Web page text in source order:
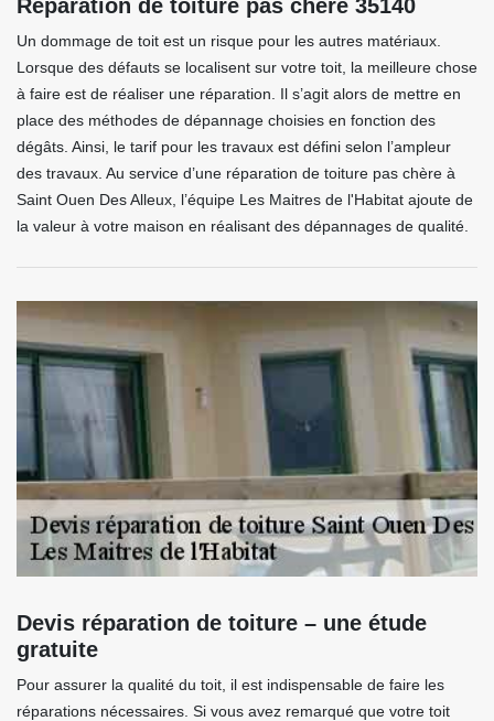
Réparation de toiture pas chère 35140
Un dommage de toit est un risque pour les autres matériaux.
Lorsque des défauts se localisent sur votre toit, la meilleure chose
à faire est de réaliser une réparation. Il s’agit alors de mettre en
place des méthodes de dépannage choisies en fonction des
dégâts. Ainsi, le tarif pour les travaux est défini selon l’ampleur
des travaux. Au service d’une réparation de toiture pas chère à
Saint Ouen Des Alleux, l’équipe Les Maitres de l'Habitat ajoute de
la valeur à votre maison en réalisant des dépannages de qualité.
Devis réparation de toiture – une étude
gratuite
Pour assurer la qualité du toit, il est indispensable de faire les
réparations nécessaires. Si vous avez remarqué que votre toit